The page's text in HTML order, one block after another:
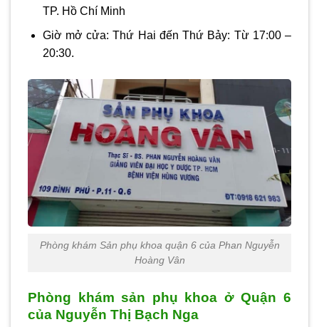
TP. Hồ Chí Minh
Giờ mở cửa: Thứ Hai đến Thứ Bảy: Từ 17:00 –
20:30.
Phòng khám Sản phụ khoa quận 6 của Phan Nguyễn
Hoàng Vân
Phòng khám sản phụ khoa ở Quận 6
của Nguyễn Thị Bạch Nga